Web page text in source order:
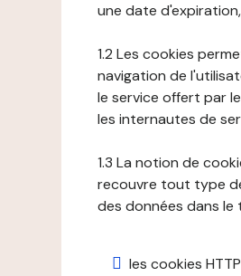
une date
1.2 Les cookies
navigation de
le service offert par
les internautes de
1.3 La notion de
recouvre tout type
des données dans le
les cookies